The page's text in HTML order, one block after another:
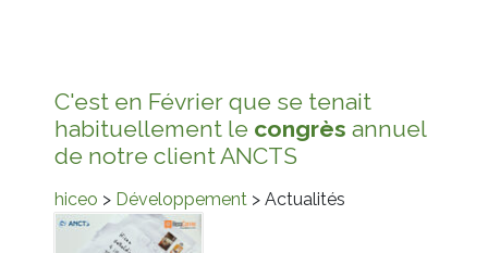
C'est en Février que se tenait
habituellement le congrès annuel
de notre client ANCTS
hiceo > Développement > Actualités